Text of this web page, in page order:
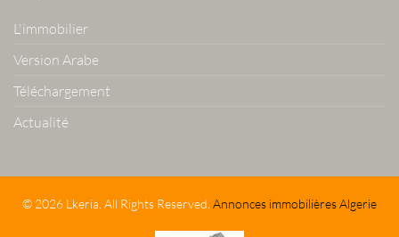
L'immobilier
Version Arabe
Téléchargement
Actualité
© 2026 Lkeria. All Rights Reserved. Annonces immobilières Algerie